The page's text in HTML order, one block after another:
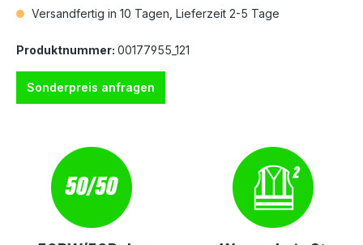
Versandfertig in 10 Tagen, Lieferzeit 2-5 Tage
Produktnummer: 00177955_121
Sonderpreis anfragen